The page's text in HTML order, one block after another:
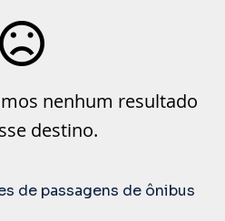
nenhum resultado
destino.
de passagens de ônibus